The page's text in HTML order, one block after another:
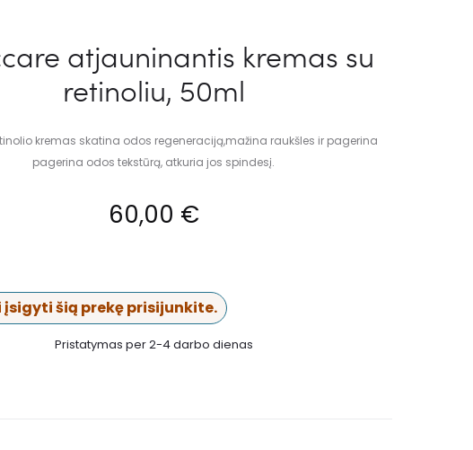
atjauninantis kremas su
retinoliu, 50ml
kremas skatina odos regeneraciją,mažina raukšles ir pagerina
pagerina odos tekstūrą, atkuria jos spindesį.
60,00 €
įsigyti šią prekę prisijunkite.
Pristatymas per 2-4 darbo dienas